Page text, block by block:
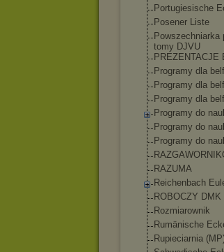
Portugiesische
Posener Liste
Powszechniarka
tomy DJVU
PREZENTACJE
Programy dla
Programy dla
Programy dla
Programy do
Programy do
Programy do
RAZUMA
Reichenbach
ROBOCZY DMK
Rozmiarownik
Rumänische
Rupieciarnia